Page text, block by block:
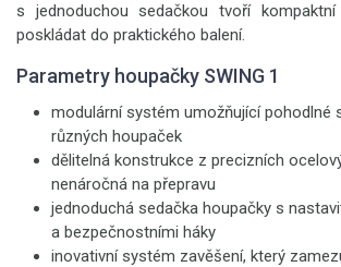
s jednoduchou sedačkou tvoří
poskládat do praktického balení.
Parametry houpačky SWING 1
modulární systém umožňující pohodlné
různých houpaček
dělitelná konstrukce z precizních
nenáročná na přepravu
jednoduchá sedačka houpačky s
a bezpečnostními háky
inovativní systém zavěšení, který